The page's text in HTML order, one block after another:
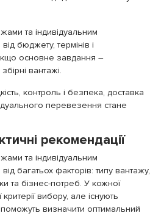
та індивідуальним
бюджету, термінів і
основне завдання –
вантажі.
контроль і безпека, доставка
перевезення стане
рекомендації
та індивідуальним
багатьох факторів: типу вантажу,
та бізнес-потреб. У кожної
вибору, але існують
визначити оптимальний